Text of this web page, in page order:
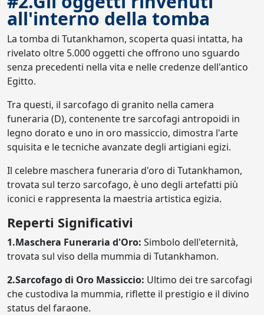
all'interno della tomba
La tomba di Tutankhamon, scoperta quasi intatta, ha
rivelato oltre 5.000 oggetti che offrono uno sguardo
senza precedenti nella vita e nelle credenze dell'antico
Egitto.
Tra questi, il sarcofago di granito nella camera
funeraria (D), contenente tre sarcofagi antropoidi in
legno dorato e uno in oro massiccio, dimostra l'arte
squisita e le tecniche avanzate degli artigiani egizi.
Il celebre maschera funeraria d'oro di Tutankhamon,
trovata sul terzo sarcofago, è uno degli artefatti più
iconici e rappresenta la maestria artistica egizia.
Reperti Significativi
1.Maschera Funeraria d'Oro: Simbolo dell'eternità,
trovata sul viso della mummia di Tutankhamon.
2.Sarcofago di Oro Massiccio: Ultimo dei tre sarcofagi
che custodiva la mummia, riflette il prestigio e il divino
status del faraone.